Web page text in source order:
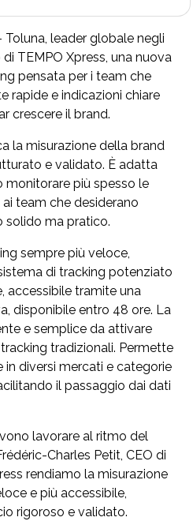
Toluna, leader globale negli
TEMPO Xpress, una nuova
pensata per i team che
rapide e indicazioni chiare
crescere il brand.
la misurazione della brand
e validato. È adatta
monitorare più spesso le
team che desiderano
solido ma pratico.
sempre più veloce,
di tracking potenziato
accessibile tramite una
disponibile entro 48 ore. La
e semplice da attivare
tradizionali. Permette
in diversi mercati e categorie
il passaggio dai dati
lavorare al ritmo del
Charles Petit, CEO di
rendiamo la misurazione
e più accessibile,
rigoroso e validato.